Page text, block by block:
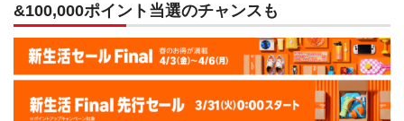
&100,000ポイント当選のチャンスも